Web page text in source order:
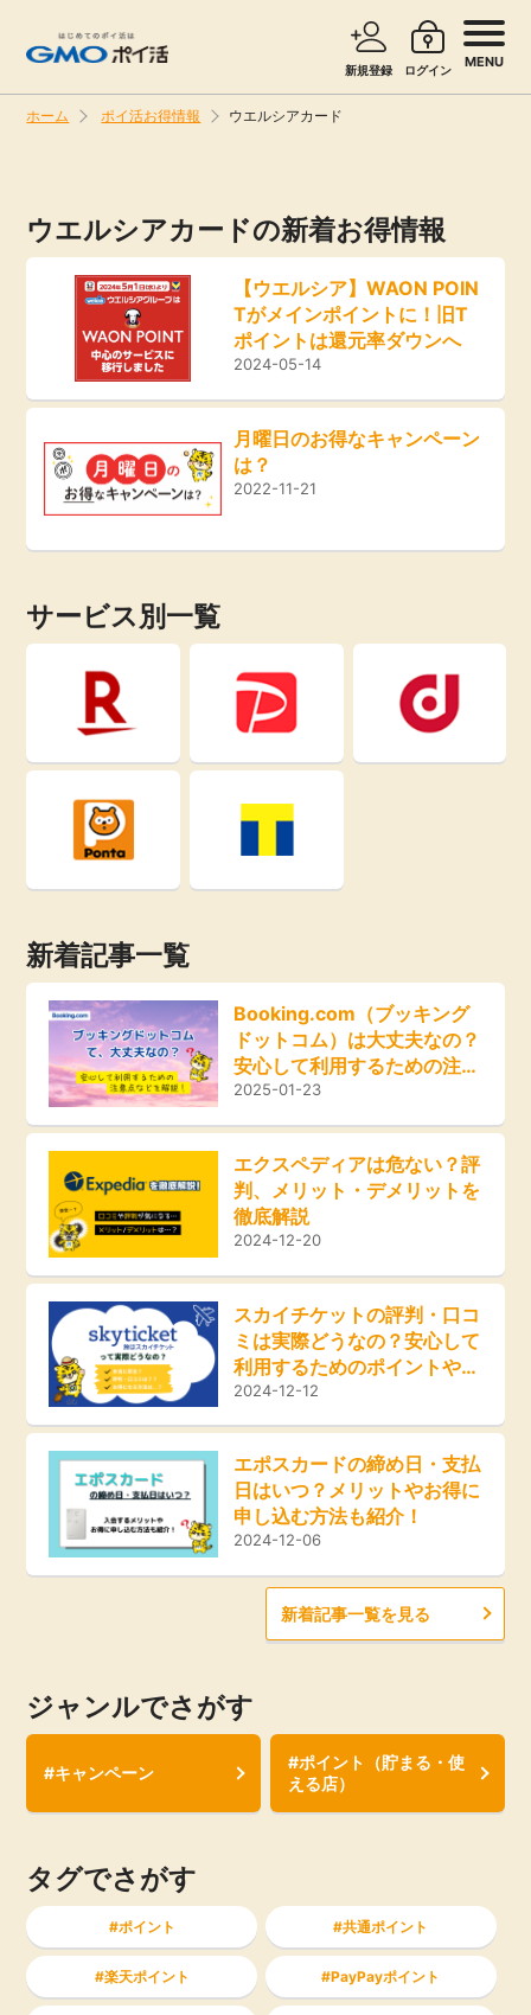
新規登録 ログイン MENU
ホーム ポイ活お得情報 ウエルシアカード
お知らせ
高還元
無料
即日還元
アンケート
ゲーム
買い物
モニター
お友達紹介
カード比較
毎日ゲット
特集一覧
GMOポイ活の使い方
ヘルプセンター
旅行・レンタカー
無料サービス
エンタメ
クレジットカード
暮らし
買取・査定
学び
進学・教育
美容・健康
有料サービス
銀行・金融・投資
家計の固定費
ふるさと納税
ウエルシアカードの新着お得情報
【ウエルシア】WAON POIN
Tがメインポイントに！旧T
ポイントは還元率ダウンへ
2024-05-14
月曜日のお得なキャンペーン
は？
2022-11-21
サービス別一覧
新着記事一覧
Booking.com（ブッキング
ドットコム）は大丈夫なの？
安心して利用するための注意
点などを解説！
2025-01-23
エクスペディアは危ない？評
判、メリット・デメリットを
徹底解説
2024-12-20
スカイチケットの評判・口コ
ミは実際どうなの？安心して
利用するためのポイントやお
得な方法をご紹介！
2024-12-12
エポスカードの締め日・支払
日はいつ？メリットやお得に
申し込む方法も紹介！
2024-12-06
新着記事一覧を見る
ジャンルでさがす
#キャンペーン
#ポイント（貯まる・使
える店）
タグでさがす
ポイント 共通ポイント
楽天ポイント PayPayポイント